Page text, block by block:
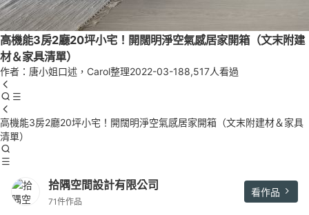
高機能3房2廳20坪小宅！開闊明淨空氣感居家開箱（文末附建
材＆家具清單）
作者：唐小姐口述，Carol整理2022-03-188,517人看過
高機能3房2廳20坪小宅！開闊明淨空氣感居家開箱（文末附建材＆家具
清單）
拾隅空間設計有限公司
71件作品
看作品